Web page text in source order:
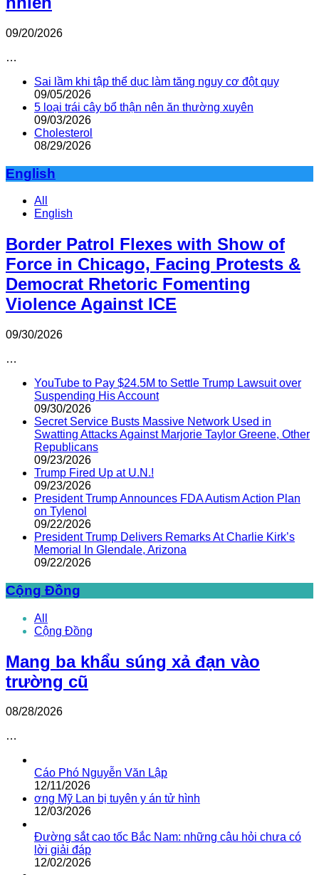
09/20/2026
…
Sai lầm khi tập thể dục làm tăng nguy cơ đột quỵ
09/05/2026
5 loại trái cây bổ thận nên ăn thường xuyên
09/03/2026
Cholesterol
08/29/2026
English
All
English
Border Patrol Flexes with Show of
Force in Chicago, Facing Protests &
Democrat Rhetoric Fomenting
Violence Against ICE
09/30/2026
…
YouTube to Pay $24.5M to Settle Trump Lawsuit over
Suspending His Account
09/30/2026
Secret Service Busts Massive Network Used in
Swatting Attacks Against Marjorie Taylor Greene, Other
Republicans
09/23/2026
Trump Fired Up at U.N.!
09/23/2026
President Trump Announces FDA Autism Action Plan
on Tylenol
09/22/2026
President Trump Delivers Remarks At Charlie Kirk’s
Memorial In Glendale, Arizona
09/22/2026
Cộng Đồng
All
Cộng Đồng
Mang ba khẩu súng xả đạn vào
trường cũ
08/28/2026
…
Cáo Phó Nguyễn Văn Lập
12/11/2026
ơng Mỹ Lan bị tuyên y án tử hình
12/03/2026
Đường sắt cao tốc Bắc Nam: những câu hỏi chưa có
lời giải đáp
12/02/2026